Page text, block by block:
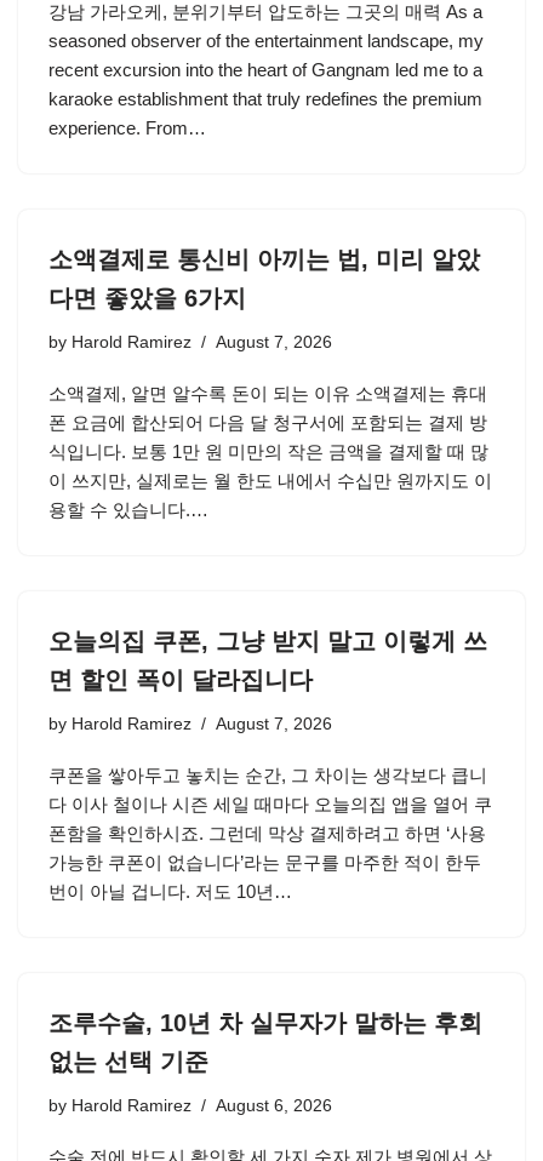
강남 가라오케, 분위기부터 압도하는 그곳의 매력 As a
seasoned observer of the entertainment landscape, my
recent excursion into the heart of Gangnam led me to a
karaoke establishment that truly redefines the premium
experience. From…
소액결제로 통신비 아끼는 법, 미리 알았
다면 좋았을 6가지
by Harold Ramirez August 7, 2026
소액결제, 알면 알수록 돈이 되는 이유 소액결제는 휴대
폰 요금에 합산되어 다음 달 청구서에 포함되는 결제 방
식입니다. 보통 1만 원 미만의 작은 금액을 결제할 때 많
이 쓰지만, 실제로는 월 한도 내에서 수십만 원까지도 이
용할 수 있습니다.…
오늘의집 쿠폰, 그냥 받지 말고 이렇게 쓰
면 할인 폭이 달라집니다
by Harold Ramirez August 7, 2026
쿠폰을 쌓아두고 놓치는 순간, 그 차이는 생각보다 큽니
다 이사 철이나 시즌 세일 때마다 오늘의집 앱을 열어 쿠
폰함을 확인하시죠. 그런데 막상 결제하려고 하면 ‘사용
가능한 쿠폰이 없습니다’라는 문구를 마주한 적이 한두
번이 아닐 겁니다. 저도 10년…
조루수술, 10년 차 실무자가 말하는 후회
없는 선택 기준
by Harold Ramirez August 6, 2026
수술 전에 반드시 확인할 세 가지 숫자 제가 병원에서 상